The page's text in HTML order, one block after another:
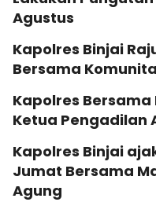
Agustus
Kapolres Binjai
Bersama
Kapolres
Ketua Pengadilan
Kapolres Binjai
Jumat Bersama
Agung